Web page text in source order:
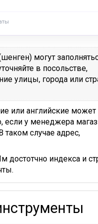
могут
в посольстве,
улицы, города или
или английские может
если у менеджера
случае адрес,
достотчно индекса и